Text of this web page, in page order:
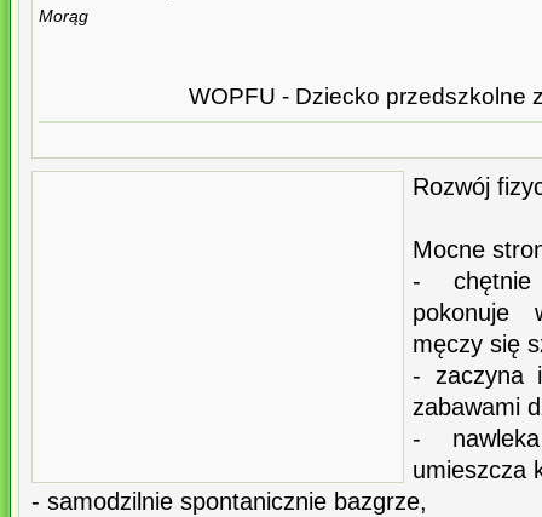
Morąg
WOPFU - Dziecko przedszkolne
Rozwój
Mocne
-
pokonuje
męczy się
- zaczyna
zabawami
-
umieszcza
- samodzilnie spontanicznie bazgrze,